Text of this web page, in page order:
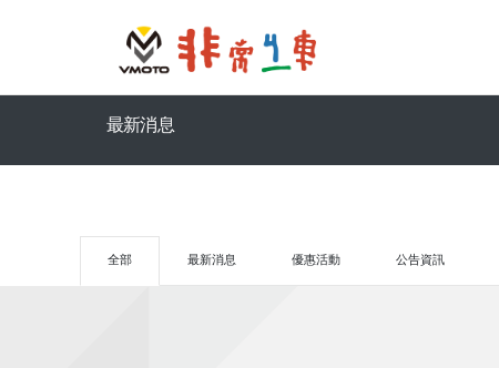
最新消息
全部 最新消息 優惠活動 公告資訊